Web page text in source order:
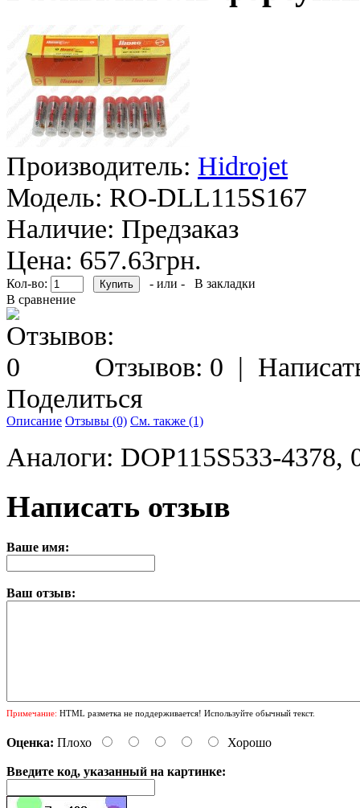
Производитель: Hidrojet
Модель: RO-DLL115S167
Наличие: Предзаказ
Цена: 657.63грн.
Кол-во: - или -
В закладки
В сравнение
Отзывов: 0 |
Поделиться
Описание Отзывы (0) См. также (1)
Аналоги: DOP115S533-4378,
Написать отзыв
Ваше имя:
Ваш отзыв:
Примечание: HTML разметка не поддерживается! Используйте обычный текст.
Оценка: Плохо Хорошо
Введите код, указанный на картинке: